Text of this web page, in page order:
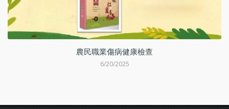
農民職業傷病健康檢查
6/20/2025